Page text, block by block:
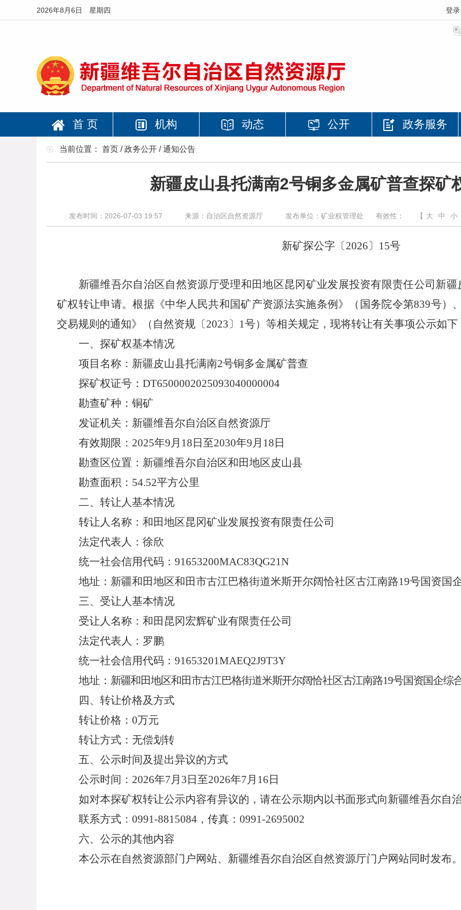
2026年8月6日 星期四 登录
首 页 机构 动态 公开 政务服务
当前位置： 首页 /政务公开 /通知公告
新疆皮山县托满南2号铜多金属矿普查探矿
发布时间：2026-07-03 19:57 来源：自治区自然资源厅 发布单位：矿业权管理处 有效性： 【 大 中 小
新矿探公字〔2026〕 15号
新疆维吾尔自治区自然资源厅受理和田地区昆冈矿业发展投资有限责任公司新疆
矿权转让申请。根据《中华人民共和国矿产资源法实施条例 》（国务院令第839号）
交易规则的通知》
（自然资规〔2023〕1号） 等相关规定，现将转让有关事项公示如下
一、探矿权基本情况
项目名称：新疆皮山县托满南2号铜多金属矿普查
探矿权证号： DT6500002025093040000004
勘查矿种： 铜矿
发证机关：新疆维吾尔自治区自然资源厅
有效期限： 2025年9月 18 日至2030年9月 18 日
勘查区位置：新疆维吾尔自治区和田地区皮山县
勘查面积 ： 54.52平方公里
二、转让人基本情况
转让人名称：和田地区昆冈矿业发展投资有限责任公司
法定代表人： 徐欣
统一社会信用代码： 91653200MAC83QG21N
地址 ： 新疆和田地区和田市古江巴格街道米斯开尔阔恰社区古江南路19号国资国
三、受让人基本情况
受让人名称：和田昆冈宏辉矿业有限责任公司
法定代表人： 罗鹏
统一社会信用代码： 91653201MAEQ2J9T3Y
地址 ： 新疆和田地区和田市古江巴格街道米斯开尔阔恰社区古江南路19号国资国企综
四、转让价格及方式
转让价格： 0万元
转让方式： 无偿划转
五、公示时间及提出异议的方式
公示时间： 2026年7月3 日至2026年7月 16 日
如对本探矿权转让公示内容有异议的，请在公示期内以书面形式向新疆维吾尔自
联系方式： 0991-8815084，传真：0991-2695002
六、公示的其他内容
本公示在自然资源部门户网站、新疆维吾尔自治区自然资源厅门户网站同时发布。